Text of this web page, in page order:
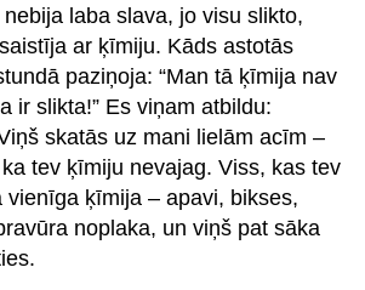
laba slava, jo visu slikto,
ar ķīmiju. Kāds astotās
paziņoja: “Man tā ķīmija nav
ir slikta!” Es viņam atbildu:
skatās uz mani lielām acīm –
ka tev ķīmiju nevajag. Viss, kas tev
vienīga ķīmija – apavi, bikses,
noplaka, un viņš pat sāka